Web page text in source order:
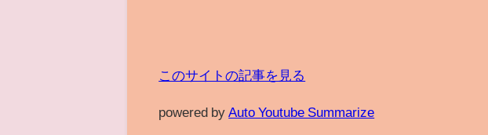
このサイトの記事を見る
powered by Auto Youtube Summarize